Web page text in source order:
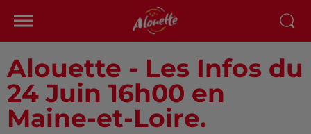
Alouette - Les Infos du
24 Juin 16h00 en
Maine-et-Loire.